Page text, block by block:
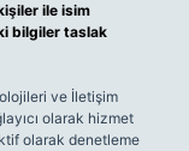
ile isim
bilgiler taslak
ve İletişim
olarak hizmet
olarak denetleme